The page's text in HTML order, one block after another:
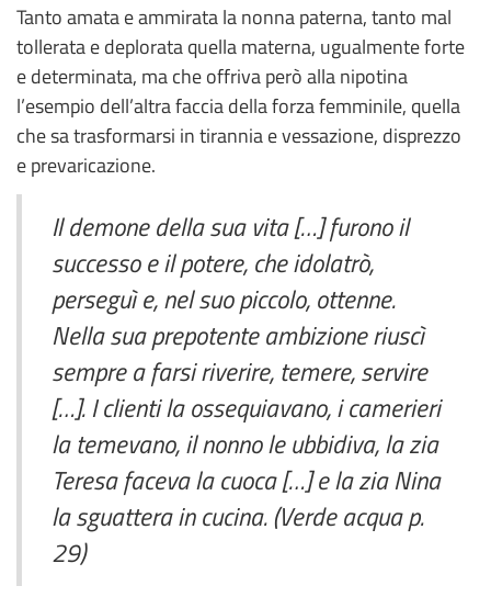
Tanto amata e ammirata la nonna paterna, tanto mal
tollerata e deplorata quella materna, ugualmente forte
e determinata, ma che offriva però alla nipotina
l’esempio dell’altra faccia della forza femminile, quella
che sa trasformarsi in tirannia e vessazione, disprezzo
e prevaricazione.
Il demone della sua vita […] furono il
successo e il potere, che idolatrò,
perseguì e, nel suo piccolo, ottenne.
Nella sua prepotente ambizione riuscì
sempre a farsi riverire, temere, servire
[…]. I clienti la ossequiavano, i camerieri
la temevano, il nonno le ubbidiva, la zia
Teresa faceva la cuoca […] e la zia Nina
la sguattera in cucina. (Verde acqua p.
29)